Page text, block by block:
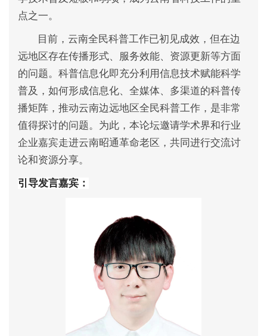
点之一。
目前，云南全民科普工作已初见成效，但在边
远地区存在传播形式、服务效能、资源更新等方面
的问题。科普信息化即充分利用信息技术赋能科学
普及，如何形成信息化、全媒体、多渠道的科普传
播矩阵，推动云南边远地区全民科普工作，是非常
值得探讨的问题。为此，本论坛邀请学术界和行业
企业嘉宾走进云南昭通革命老区，共同进行交流讨
论和资源分享。
引导发言嘉宾：